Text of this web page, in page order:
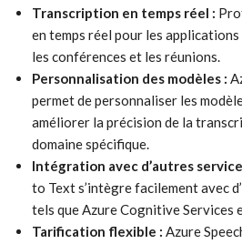
Transcription en temps réel :
en temps réel pour les
les conférences et les réunions.
Personnalisation des modèles :
permet de personnaliser les
améliorer la précision de la
domaine spécifique.
Intégration avec d’autres
to Text s’intègre facilement avec
tels que Azure Cognitive Services
Tarification flexible : Azure